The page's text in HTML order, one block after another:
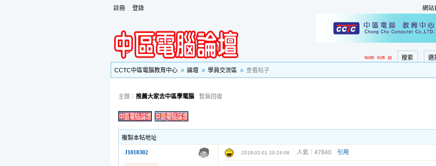
註冊 登錄 網站
選
搜索
CCTC中區電腦教育中心
論壇 學員交流區 查看帖子
主題： 推薦大家去中區學電腦 暫無回復
複製本帖地址
J1010302 2018-02-01 20:24:08 人氣：47840 引用